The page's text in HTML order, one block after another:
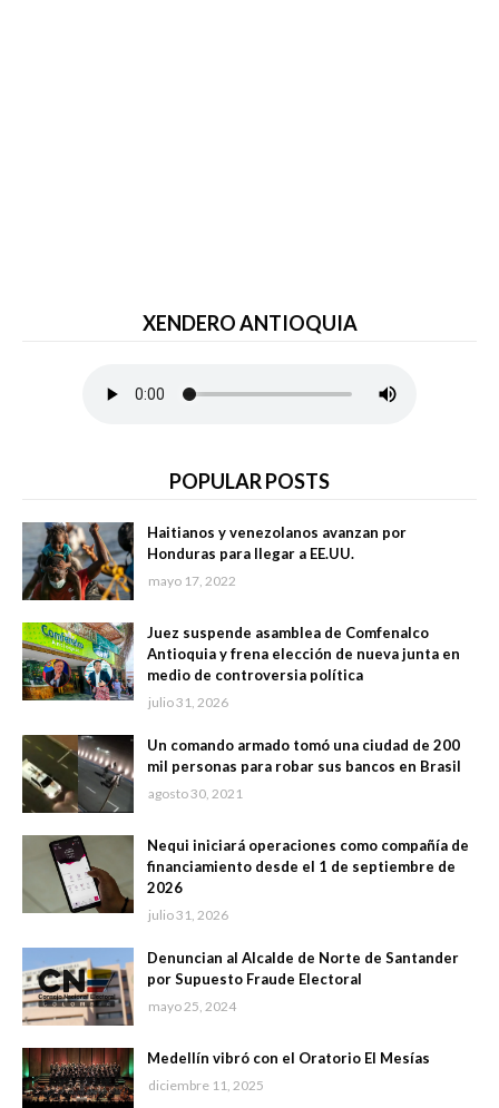
XENDERO ANTIOQUIA
POPULAR POSTS
Haitianos y venezolanos avanzan por
Honduras para llegar a EE.UU.
mayo 17, 2022
Juez suspende asamblea de Comfenalco
Antioquia y frena elección de nueva junta en
medio de controversia política
julio 31, 2026
Un comando armado tomó una ciudad de 200
mil personas para robar sus bancos en Brasil
agosto 30, 2021
Nequi iniciará operaciones como compañía de
financiamiento desde el 1 de septiembre de
2026
julio 31, 2026
Denuncian al Alcalde de Norte de Santander
por Supuesto Fraude Electoral
mayo 25, 2024
Medellín vibró con el Oratorio El Mesías
diciembre 11, 2025